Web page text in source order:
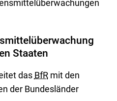
Staaten
das BfRmit den
der Bundesländer